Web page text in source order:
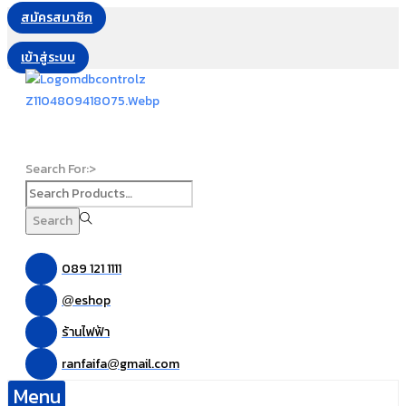
สมัครสมาชิก
เข้าสู่ระบบ
Search For:>
Search
089 121 1111
@eshop
ร้านไฟฟ้า
ranfaifa@gmail.com
Menu